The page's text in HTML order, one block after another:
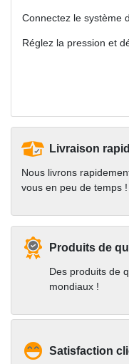
Connectez le système
Réglez la pression et
Livraison
Nous livrons
vous en peu de temps !
Produits de
Des produits de
mondiaux !
Satisfaction